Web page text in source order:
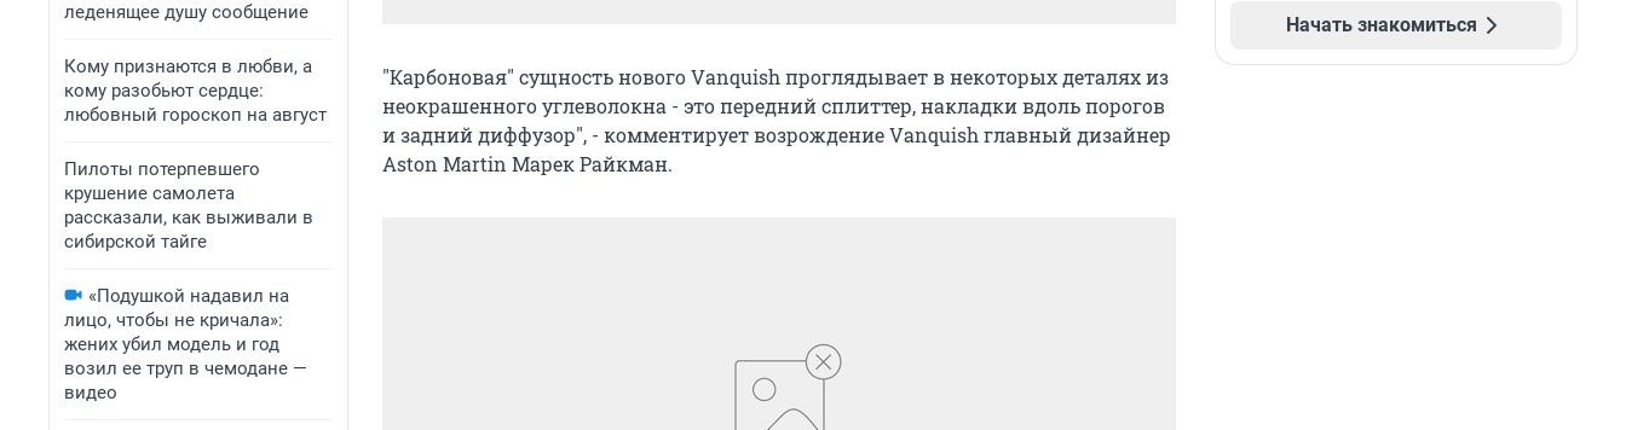
леденящее душу сообщение
Кому признаются в любви, а
кому разобьют сердце:
любовный гороскоп на август
Пилоты потерпевшего
крушение самолета
рассказали, как выживали в
сибирской тайге
«Подушкой надавил на
лицо, чтобы не кричала»:
жених убил модель и год
возил ее труп в чемодане —
видео
"Карбоновая" сущность нового Vanquish проглядывает в некоторых деталях из
неокрашенного углеволокна - это передний сплиттер, накладки вдоль порогов
и задний диффузор", - комментирует возрождение Vanquish главный дизайнер
Aston Martin Марек Райкман.
Начать знакомиться